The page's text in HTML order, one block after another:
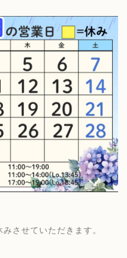
させていただきます。